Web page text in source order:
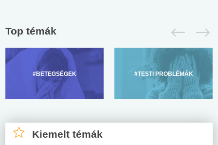
Top témák
#BETEGSÉGEK #TESTI PROBLÉMÁK
Kiemelt témák